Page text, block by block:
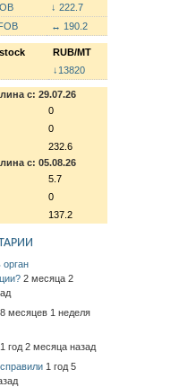
↓ 222.7
↔ 190.2
RUB/MT
↓13820
с: 29.07.26
0
0
232.6
с: 05.08.26
5.7
0
137.2
орган
2 месяца 2
8 месяцев 1 неделя
1 год 2 месяца назад
1 год 5